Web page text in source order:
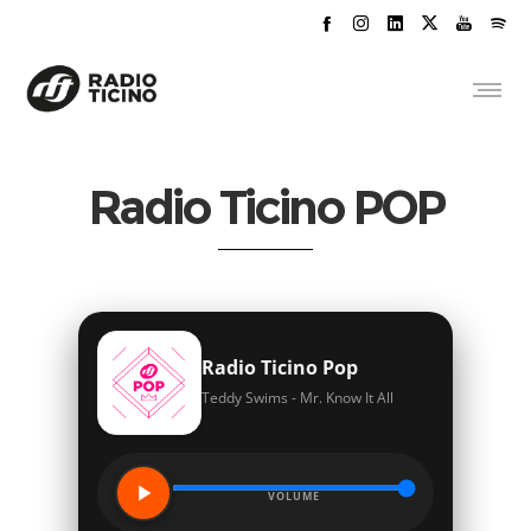
Radio Ticino POP
Radio Ticino Pop
Teddy Swims - Mr. Know It All
VOLUME